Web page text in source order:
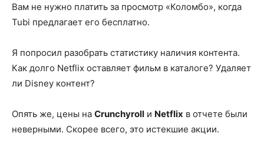
Вам не нужно платить за просмотр «Коломбо», когда
Tubi предлагает его бесплатно.
Я попросил разобрать статистику наличия контента.
Как долго Netflix оставляет фильм в каталоге? Удаляет
ли Disney контент?
Опять же, цены на Crunchyroll и Netflix в отчете были
неверными. Скорее всего, это истекшие акции.